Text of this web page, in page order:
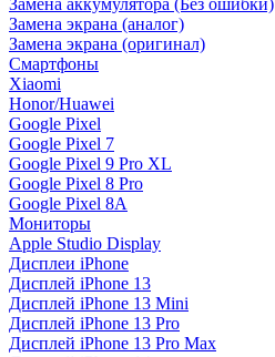
Замена аккумулятора (Без ошибки)
Замена экрана (аналог)
Замена экрана (оригинал)
Смартфоны
Xiaomi
Honor/Huawei
Google Pixel
Google Pixel 7
Google Pixel 9 Pro XL
Google Pixel 8 Pro
Google Pixel 8A
Мониторы
Apple Studio Display
Дисплеи iPhone
Дисплей iPhone 13
Дисплей iPhone 13 Mini
Дисплей iPhone 13 Pro
Дисплей iPhone 13 Pro Max